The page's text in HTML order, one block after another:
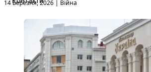
14 Березня, 2026 | Війна